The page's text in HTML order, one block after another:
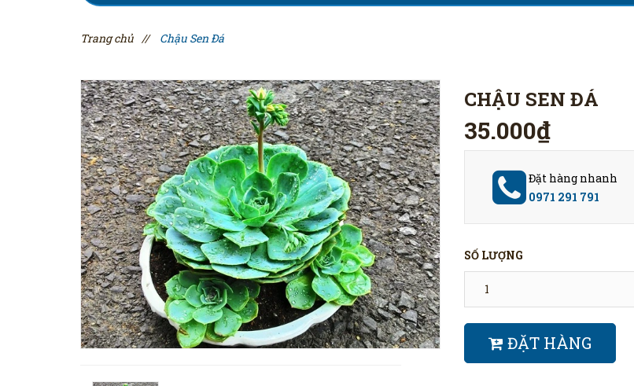
Trang chủ // Chậu Sen Đá
CHẬU SEN ĐÁ
35.000₫
Đặt hàng nhanh
0971 291 791
SỐ LƯỢNG
ĐẶT HÀNG